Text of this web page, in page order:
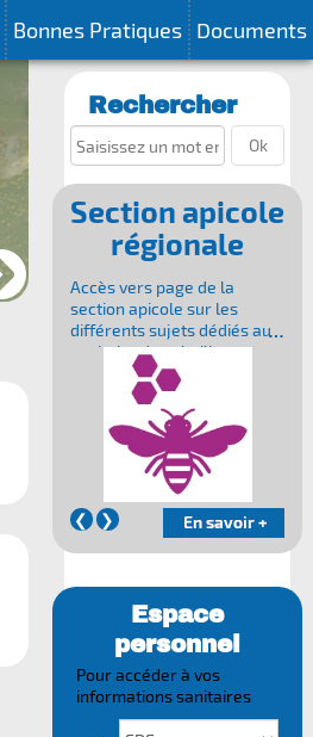
Bonnes Pratiques Documents
Rechercher
Ok
Section apicole
régionale
Accès vers page de la
section apicole sur les
différents sujets dédiés au
sanitaire des abeilles
❮ ❯
Espace
personnel
Pour accéder à vos
informations sanitaires